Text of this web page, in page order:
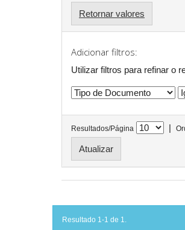
Retornar valores
Adicionar filtros:
Utilizar filtros para refinar o
Resultados/Página |
Resultado 1-1 de 1.